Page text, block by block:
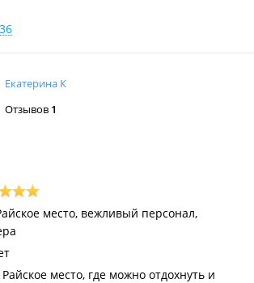
Екатерина К
Отзывов 1
место, вежливый персонал,
Райское место, где можно отдохнуть и